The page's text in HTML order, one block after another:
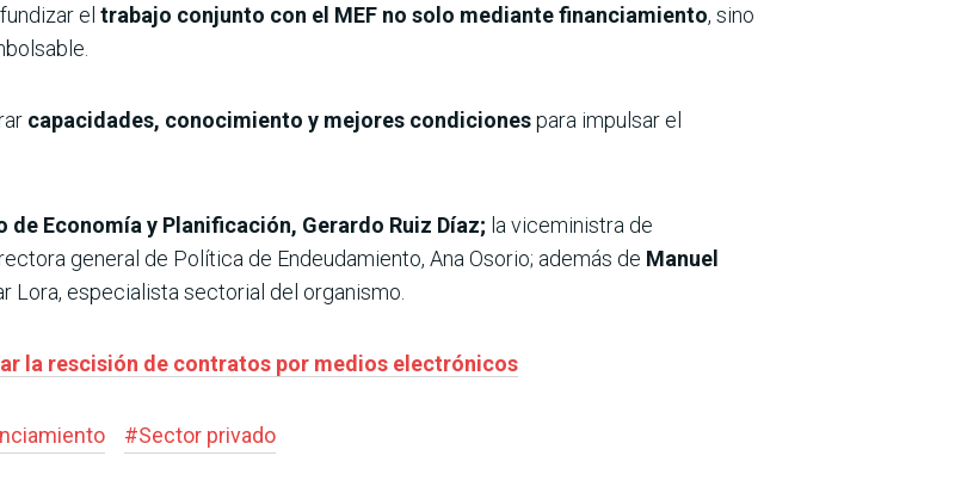
el trabajo conjunto con el MEF no solo mediante financiamiento, sino
capacidades, conocimiento y mejores condicionespara impulsar el
de Economía y Planificación, Gerardo Ruiz Díaz; la viceministra de
general de Política de Endeudamiento, Ana Osorio; además de Manuel
Lora, especialista sectorial del organismo.
la rescisión de contratos por medios electrónicos
#Sector privado